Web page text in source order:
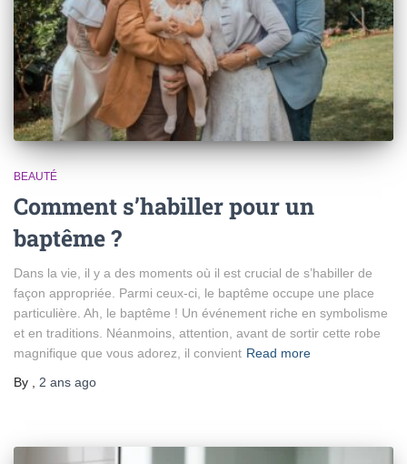
BEAUTÉ
Comment s’habiller pour un
baptême ?
Dans la vie, il y a des moments où il est crucial de s’habiller de
façon appropriée. Parmi ceux-ci, le baptême occupe une place
particulière. Ah, le baptême ! Un événement riche en symbolisme
et en traditions. Néanmoins, attention, avant de sortir cette robe
magnifique que vous adorez, il convient Read more
By
2 ans ago